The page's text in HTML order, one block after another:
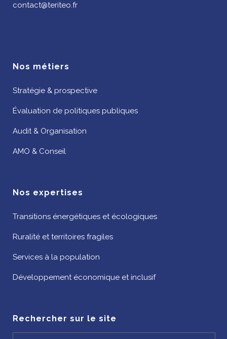
contact@teriteo.fr
Nos métiers
Stratégie & prospective
Évaluation de politiques publiques
Audit & Organisation
AMO & Conseil
Nos expertises
Transitions énergétiques et écologiques
Ruralité et territoires fragiles
Services à la population
Développement économique et inclusif
Rechercher sur le site